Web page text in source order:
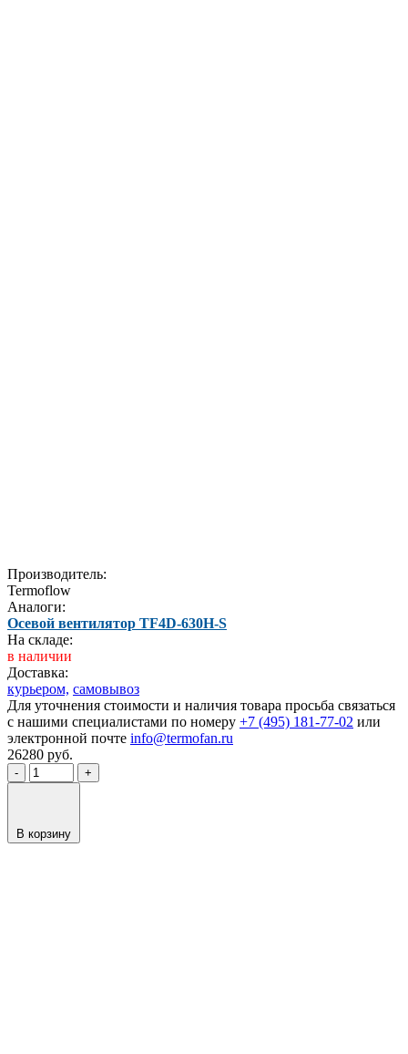
Производитель:
Termoflow
Аналоги:
Осевой вентилятор TF4D-630H-S
На складе:
в наличии
Доставка:
курьером, самовывоз
Для уточнения стоимости и наличия товара просьба связаться
с нашими специалистами по номеру +7 (495) 181-77-02 или
электронной почте info@termofan.ru
26280 руб.
- +
В корзину